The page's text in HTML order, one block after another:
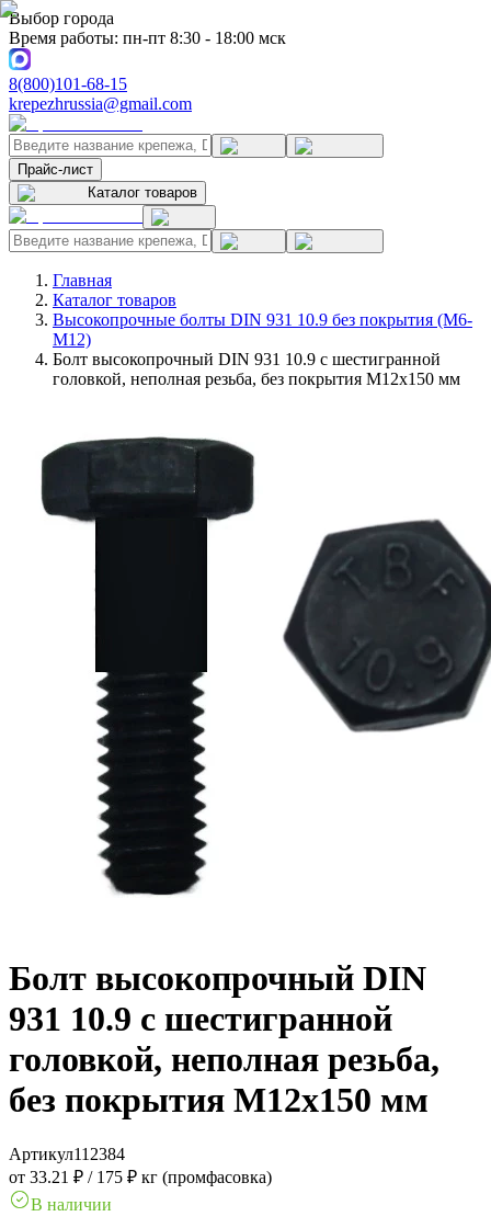
Выбор города
Время работы: пн-пт 8:30 - 18:00 мск
8(800)101-68-15
krepezhrussia@gmail.com
Прайс-лист
Каталог товаров
Главная
Каталог товаров
Высокопрочные болты DIN 931 10.9 без покрытия (M6-
M12)
Болт высокопрочный DIN 931 10.9 с шестигранной
головкой, неполная резьба, без покрытия M12x150 мм
Болт высокопрочный DIN
931 10.9 с шестигранной
головкой, неполная резьба,
без покрытия M12x150 мм
Артикул112384
от 33.21 ₽ / 175 ₽ кг (промфасовка)
В наличии